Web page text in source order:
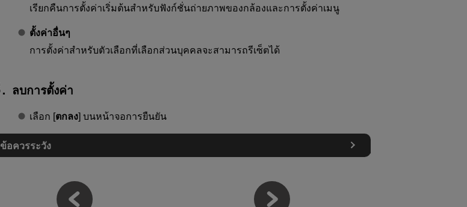
เรียกคืนการตั้งค่าเริ่มต้นสำหรับฟังก์ชั่นถ่ายภาพของกล้องและการตั้งค่าเมนู
ตั้งค่าอื่นๆ
การตั้งค่าสำหรับตัวเลือกที่เลือกส่วนบุคคลจะสามารถรีเซ็ตได้
ลบการตั้งค่า
เลือก [ตกลง] บนหน้าจอการยืนยัน
ข้อควรระวัง